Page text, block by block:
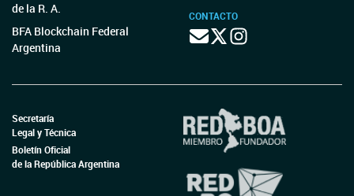
de la R. A.
BFA Blockchain Federal
Argentina
CONTACTO
Secretaría
Legal y Técnica
Boletín Oficial
de la República Argentina